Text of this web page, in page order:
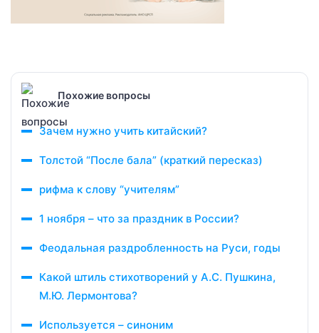
Похожие вопросы
Зачем нужно учить китайский?
Толстой “После бала” (краткий пересказ)
рифма к слову “учителям”
1 ноября – что за праздник в России?
Феодальная раздробленность на Руси, годы
Какой штиль стихотворений у А.С. Пушкина,
М.Ю. Лермонтова?
Используется – синоним